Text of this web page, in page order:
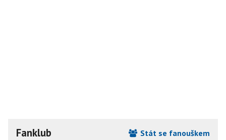
Fanklub
Stát se fanouškem